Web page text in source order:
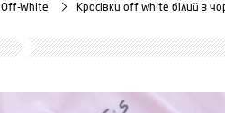
Off-White Кросівки off white білий з